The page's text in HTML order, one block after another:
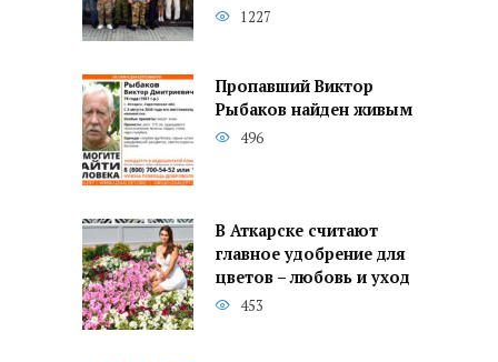
1227
Пропавший Виктор
Рыбаков найден живым
496
В Аткарске считают
главное удобрение для
цветов – любовь и уход
453